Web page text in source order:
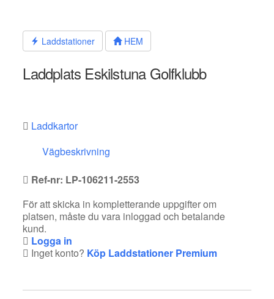
innehållet Laddstationer HEM
Laddplats Eskilstuna Golfklubb
Laddkartor
Vägbeskrivning
Ref-nr: LP-106211-2553
För att skicka in kompletterande uppgifter om
platsen, måste du vara inloggad och betalande
kund.
Logga in
Inget konto? Köp Laddstationer Premium